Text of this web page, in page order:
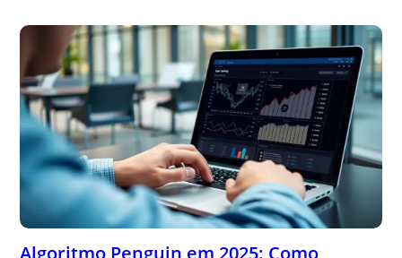
Algoritmo Penguin em 2025: Como